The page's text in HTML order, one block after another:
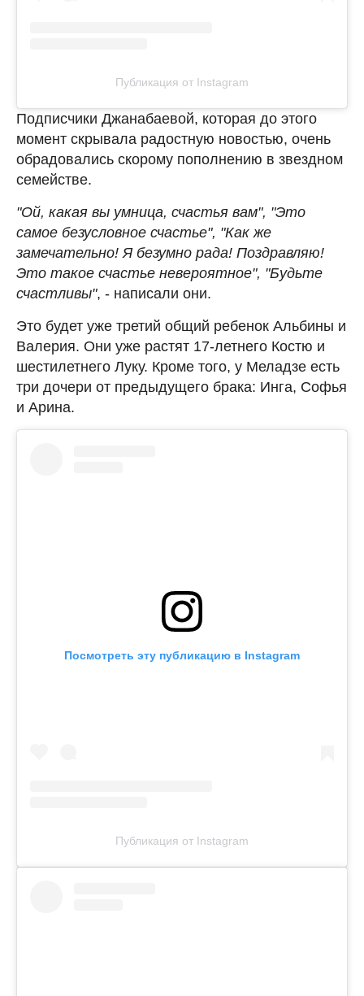
Публикация от Instagram
Подписчики Джанабаевой, которая до этого
момент скрывала радостную новостью, очень
обрадовались скорому пополнению в звездном
семействе.
"Ой, какая вы умница, счастья вам", "Это
самое безусловное счастье", "Как же
замечательно! Я безумно рада! Поздравляю!
Это такое счастье невероятное", "Будьте
счастливы", - написали они.
Это будет уже третий общий ребенок Альбины и
Валерия. Они уже растят 17-летнего Костю и
шестилетнего Луку. Кроме того, у Меладзе есть
три дочери от предыдущего брака: Инга, Софья
и Арина.
Посмотреть эту публикацию в Instagram
Публикация от Instagram